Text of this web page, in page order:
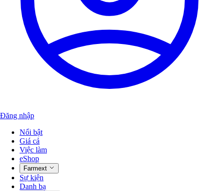
Đăng nhập
Nổi bật
Giá cả
Việc làm
eShop
Farmext
Sự kiện
Danh bạ